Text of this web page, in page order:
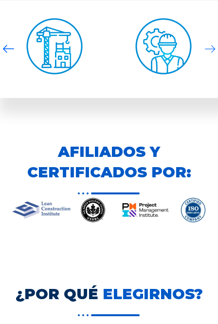
Construcción
Pre Construcción e
Ingeniería
AFILIADOS Y
CERTIFICADOS POR:
¿POR QUÉ ELEGIRNOS?